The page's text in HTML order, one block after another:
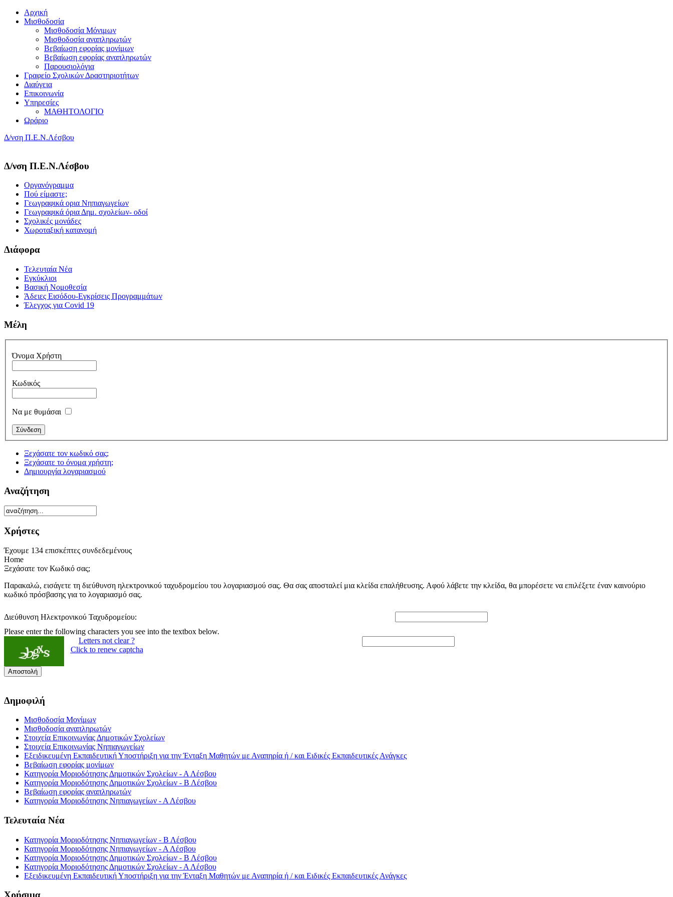
Αρχική
Μισθοδοσία
Μισθοδοσία Μόνιμων
Μισθοδοσία αναπληρωτών
Βεβαίωση εφορίας μονίμων
Βεβαίωση εφορίας αναπληρωτών
Παρουσιολόγια
Γραφείο Σχολικών Δραστηριοτήτων
Διαύγεια
Επικοινωνία
Υπηρεσίες
ΜΑΘΗΤΟΛΟΓΙΟ
Ωράριο
Δ/νση Π.Ε.Ν.Λέσβου
Δ/νση Π.Ε.Ν.Λέσβου
Οργανόγραμμα
Πού είμαστε;
Γεωγραφικά ορια Νηπιαγωγείων
Γεωγραφικά όρια Δημ. σχολείων- οδοί
Σχολικές μονάδες
Χωροταξική κατανομή
Διάφορα
Τελευταία Νέα
Εγκύκλιοι
Βασική Νομοθεσία
Άδειες Εισόδου-Εγκρίσεις Προγραμμάτων
Έλεγχος για Covid 19
Μέλη
Όνομα Χρήστη
Κωδικός
Να με θυμάσαι
Ξεχάσατε τον κωδικό σας;
Ξεχάσατε το όνομα χρήστη;
Δημιουργία λογαριασμού
Αναζήτηση
Χρήστες
Έχουμε 134 επισκέπτες συνδεδεμένους
Home
Ξεχάσατε τον Κωδικό σας;
Παρακαλώ, εισάγετε τη διεύθυνση ηλεκτρονικού ταχυδρομείου του λογαριασμού σας. Θα σας αποσταλεί μια κλείδα επαλήθευσης. Αφού λάβετε την κλείδα, θα μπορέσετε να επιλέξετε έναν καινούριο
κωδικό πρόσβασης για το λογαριασμό σας.
Διεύθυνση Ηλεκτρονικού Ταχυδρομείου:
Please enter the following characters you see into the textbox below.
Letters not clear ?
Click to renew captcha
Αποστολή
Δημοφιλή
Μισθοδοσία Μονίμων
Μισθοδοσία αναπληρωτών
Στοιχεία Επικοινωνίας Δημοτικών Σχολείων
Στοιχεία Επικοινωνίας Νηπιαγωγείων
Εξειδικευμένη Εκπαιδευτική Υποστήριξη για την Ένταξη Μαθητών με Αναπηρία ή / και Eιδικές Εκπαιδευτικές Ανάγκες
Βεβαίωση εφορίας μονίμων
Κατηγορία Μοριοδότησης Δημοτικών Σχολείων - Α Λέσβου
Κατηγορία Μοριοδότησης Δημοτικών Σχολείων - Β Λέσβου
Βεβαίωση εφορίας αναπληρωτών
Κατηγορία Μοριοδότησης Νηπιαγωγείων - Α Λέσβου
Τελευταία Νέα
Κατηγορία Μοριοδότησης Νηπιαγωγείων - Β Λέσβου
Κατηγορία Μοριοδότησης Νηπιαγωγείων - Α Λέσβου
Κατηγορία Μοριοδότησης Δημοτικών Σχολείων - Β Λέσβου
Κατηγορία Μοριοδότησης Δημοτικών Σχολείων - Α Λέσβου
Εξειδικευμένη Εκπαιδευτική Υποστήριξη για την Ένταξη Μαθητών με Αναπηρία ή / και Eιδικές Εκπαιδευτικές Ανάγκες